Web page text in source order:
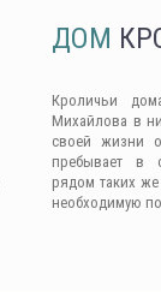
ДОМ
Кроличьи
Михайлова в
своей жизни
пребывает в
рядом таких
необходимую